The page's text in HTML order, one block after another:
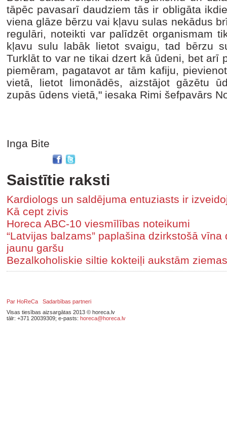
tāpēc pavasarī daudziem tās ir obligāta
viena glāze bērzu vai kļavu sulas nekādus
regulāri, noteikti var palīdzēt organismam
kļavu sulu labāk lietot svaigu, tad bērzu
Turklāt to var ne tikai dzert kā ūdeni, bet arī
piemēram, pagatavot ar tām kafiju,
vietā, lietot limonādēs, aizstājot gāzētu
zupās ūdens vietā," iesaka Rimi šefpavārs
Inga Bite
Saistītie raksti
Kardiologs un saldējuma entuziasts ir
Kā cept zivis
Horeca ABC-10 viesmīlības noteikumi
“Latvijas balzams” paplašina dzirkstošā vīna
jaunu garšu
Bezalkoholiskie siltie kokteiļi aukstām
Par HoReCa
Sadarbības partneri
Visas tiesības aizsargātas 2013 © horeca.lv
tālr: +371 20039309; e-pasts: horeca@horeca.lv